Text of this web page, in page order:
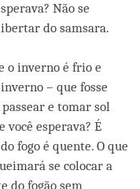
Não se
do samsara.
o inverno é frio e
– que fosse
e tomar sol
você esperava? É
fogo é quente. O que
se colocar a
do fogão sem